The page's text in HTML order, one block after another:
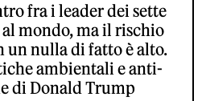
fra i leader dei sette
mondo, ma il rischio
un nulla di fatto è alto.
ambientali e anti-
di Donald Trump